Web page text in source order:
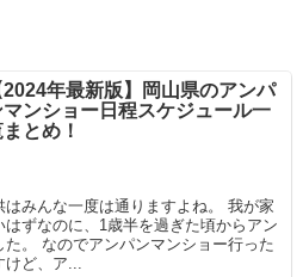
2024年最新版】岡山県のアンパ
マンショー日程スケジュール一
とめ！
みんな一度は通りますよね。 我が家
ずなのに、1歳半を過ぎた頃からアン
。 なのでアンパンマンショー行った
ど、ア...